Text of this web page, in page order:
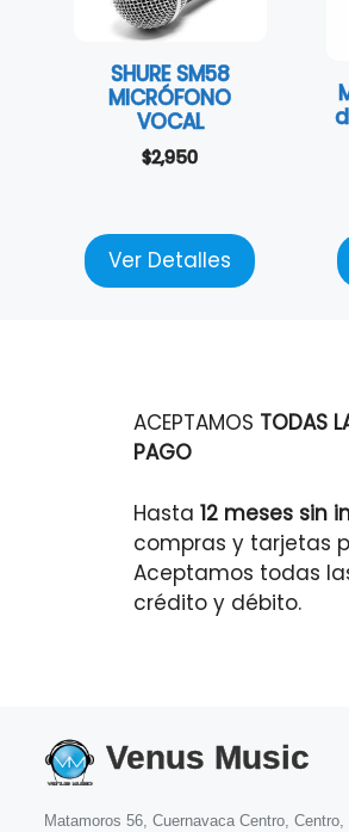
SHURE SM58
MICRÓFONO
VOCAL
$2,950
Ver Detalles
ACEPTAMOS TODAS
PAGO
Hasta 12 meses sin
compras y tarjetas
Aceptamos todas
crédito y débito.
Venus Music
Matamoros 56, Cuernavaca Centro, Centro,